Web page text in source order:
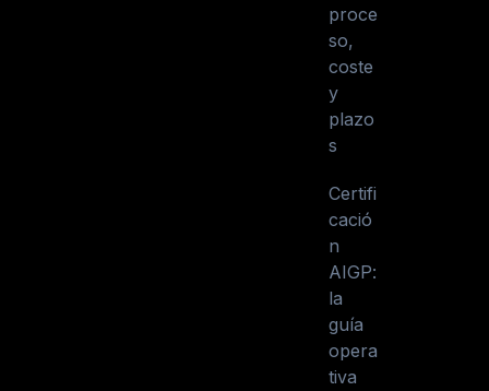
proce
so,
coste
y
plazo
s
Certifi
cació
n
AIGP:
la
guía
opera
tiva